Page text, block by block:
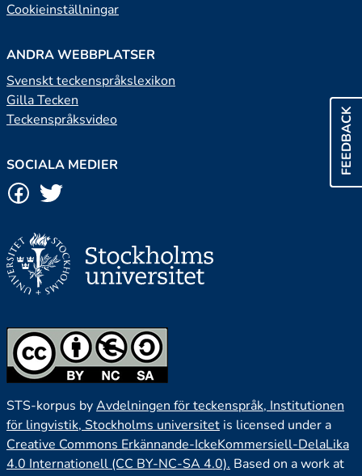
FEEDBACK
Cookieinställningar
ANDRA WEBBPLATSER
Svenskt teckenspråkslexikon
Gilla Tecken
Teckenspråksvideo
SOCIALA MEDIER
STS-korpus byAvdelningen för teckenspråk, Institutionen
för lingvistik, Stockholms universitet is licensed under a
Creative Commons Erkännande-IckeKommersiell-DelaLika
4.0 Internationell (CC BY-NC-SA 4.0). Based on a work at